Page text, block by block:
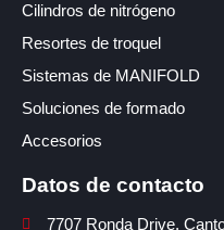
Cilindros de nitrógeno
Resortes de troquel
Sistemas de MANIFOLD
Soluciones de formado
Accesorios
Datos de contacto
7707 Ronda Drive,